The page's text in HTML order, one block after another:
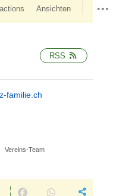
Ansichten
RSS
familie.ch
Vereins-Team